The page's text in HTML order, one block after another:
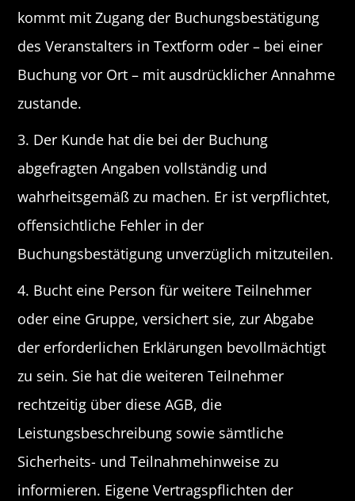
kommt mit Zugang der Buchungsbestätigung
des Veranstalters in Textform oder – bei einer
Buchung vor Ort – mit ausdrücklicher Annahme
zustande.
3. Der Kunde hat die bei der Buchung
abgefragten Angaben vollständig und
wahrheitsgemäß zu machen. Er ist verpflichtet,
offensichtliche Fehler in der
Buchungsbestätigung unverzüglich mitzuteilen.
4. Bucht eine Person für weitere Teilnehmer
oder eine Gruppe, versichert sie, zur Abgabe
der erforderlichen Erklärungen bevollmächtigt
zu sein. Sie hat die weiteren Teilnehmer
rechtzeitig über diese AGB, die
Leistungsbeschreibung sowie sämtliche
Sicherheits- und Teilnahmehinweise zu
informieren. Eigene Vertragspflichten der